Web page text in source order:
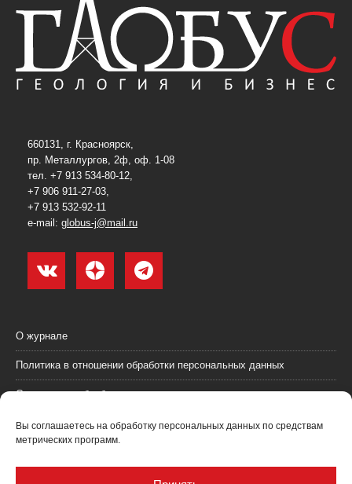
Вы соглашаетесь на обработку персональных данных по средствам
метрических программ.
660131, г. Красноярск,
пр. Металлургов, 2ф, оф. 1-08
тел. +7 913 534-80-12,
+7 906 911-27-03,
+7 913 532-92-11
e-mail: globus-j@mail.ru
О журнале
Политика в отношении обработки персональных данных
Согласие на обработку персональных данных
Пользовательское соглашение (оферта)